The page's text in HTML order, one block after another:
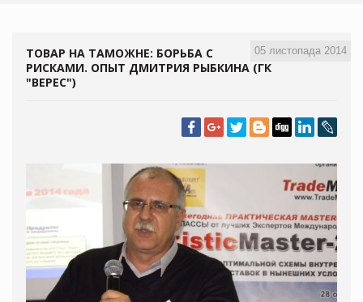
05 листопада 2014
ТОВАР НА ТАМОЖНЕ: БОРЬБА С
РИСКАМИ. ОПЫТ ДМИТРИЯ РЫБКИНА (ГК
"ВЕРЕС")